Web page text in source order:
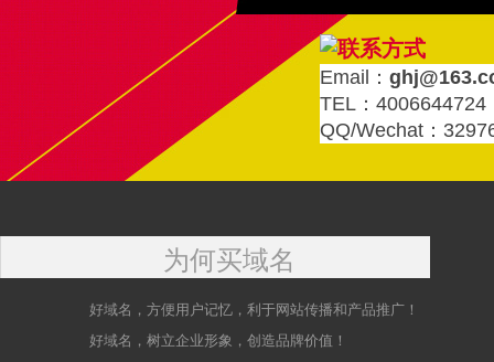
Email：
TEL：4006644724
QQ/Wechat：
为何买域名
好域名，方便用户记忆，利于网站传播和产品推广！
好域名，树立企业形象，创造品牌价值！